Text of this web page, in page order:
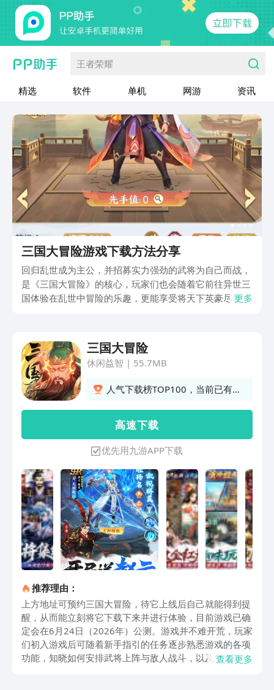
王者荣耀
精选 软件 单机 网游 资讯
三国大冒险游戏下载方法分享
回归乱世成为主公，并招募实力强劲的武将为自己而战，
是《三国大冒险》的核心，玩家们也会随着它前往异世三
国体验在乱世中冒险的乐趣，更能享受将天下英豪尽数收
入游戏畅玩。
更多
三国大冒险
休闲益智 | 55.7MB
人气下载榜TOP100，当前已有
高 速 下 载
优先用九游APP下载
推荐理由：
上方地址可预约三国大冒险，待它上线后自己就能得到提
醒，从而能立刻将它下载下来并进行体验，目前游戏已确
定会在6月24日（2026年）公测。游戏并不难开荒，玩家
们初入游戏后可随着新手指引的任务逐步熟悉游戏的各项
功能，知晓如何安排武将上阵与敌人战斗，以及怎么去使
查看更多